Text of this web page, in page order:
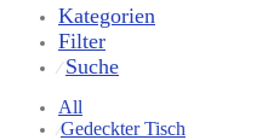
Kategorien
Filter
⁄ Suche
All
⁄Gedeckter Tisch